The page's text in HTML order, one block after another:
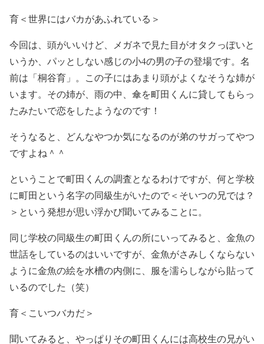
育＜世界にはバカがあふれている＞
今回は、頭がいいけど、メガネで見た目がオタクっぽいと
いうか、パッとしない感じの小4の男の子の登場です。名
前は「桐谷育」。この子にはあまり頭がよくなそうな姉が
います。その姉が、雨の中、傘を町田くんに貸してもらっ
たみたいで恋をしたようなのです！
そうなると、どんなやつか気になるのが弟のサガってやつ
ですよね＾＾
ということで町田くんの調査となるわけですが、何と学校
に町田という名字の同級生がいたので＜そいつの兄では？
＞という発想が思い浮かび聞いてみることに。
同じ学校の同級生の町田くんの所にいってみると、金魚の
世話をしているのはいいですが、金魚がさみしくならない
ように金魚の絵を水槽の内側に、服を濡らしながら貼って
いるのでした（笑）
育＜こいつバカだ＞
聞いてみると、やっぱりその町田くんには高校生の兄がい